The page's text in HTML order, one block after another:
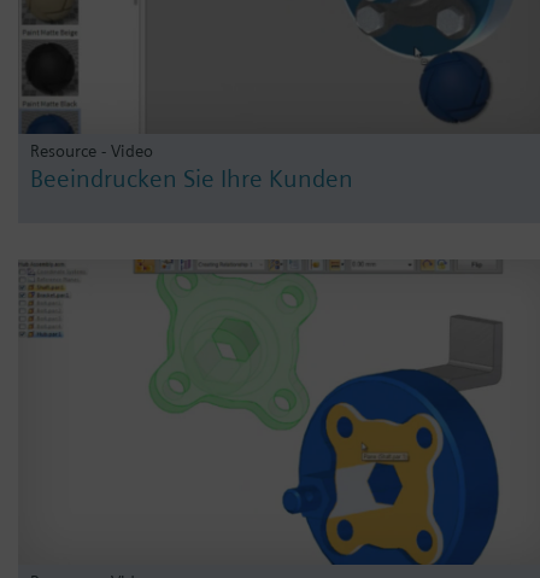
Resource - Video
Beeindrucken Sie Ihre Kunden